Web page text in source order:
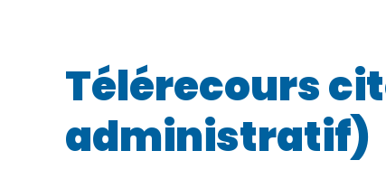
Télérecours
administratif)